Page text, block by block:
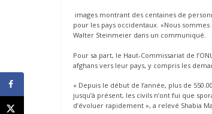
images montrant des centaines de
pour les pays occidentaux. »Nous
Walter Steinmeier dans un communiqué.
Pour sa part, le Haut-Commissariat de
afghans vers leur pays, y compris les
« Depuis le début de l’année, plus de
jusqu’à présent, les civils n’ont fui que
d’évoluer rapidement », a relevé Shabia